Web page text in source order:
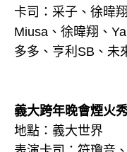
卡司：采子、徐暐
Miusa、徐暐翔、
多多、亨利SB、未
義大跨年晚會煙火
地點：義大世界